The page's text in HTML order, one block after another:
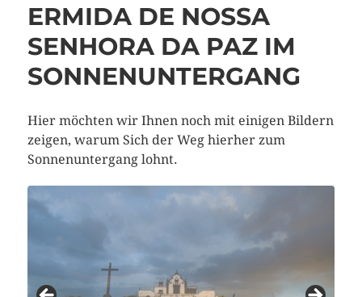
ERMIDA DE NOSSA
SENHORA DA PAZ IM
SONNENUNTERGANG
Hier möchten wir Ihnen noch mit einigen Bildern
zeigen, warum Sich der Weg hierher zum
Sonnenuntergang lohnt.